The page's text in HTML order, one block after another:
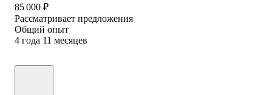
85 000 ₽
Рассматривает предложения
Общий опыт
4 года 11 месяцев